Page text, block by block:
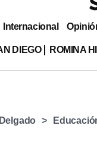
Internacional
DIEGO ROMINA